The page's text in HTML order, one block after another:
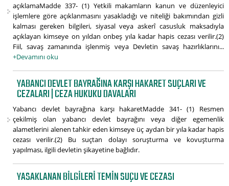
açıklamaMadde 337- (1) Yetkili makamların kanun ve düzenleyici
işlemlere göre açıklanmasını yasakladığı ve niteliği bakımından gizli
kalması gereken bilgileri, siyasal veya askerî casusluk maksadıyla
açıklayan kimseye on yıldan onbeş yıla kadar hapis cezası verilir.(2)
Fiil, savaş zamanında işlenmiş veya Devletin savaş hazırlıklarını...
+Devamını oku
YABANCI DEVLET BAYRAĞINA KARŞI HAKARET SUÇLARI VE
CEZALARI | CEZA HUKUKU DAVALARI
Yabancı devlet bayrağına karşı hakaretMadde 341- (1) Resmen
çekilmiş olan yabancı devlet bayrağını veya diğer egemenlik
alametlerini alenen tahkir eden kimseye üç aydan bir yıla kadar hapis
cezası verilir.(2) Bu suçtan dolayı soruşturma ve kovuşturma
yapılması, ilgili devletin şikayetine bağlıdır.
YASAKLANAN BILGILERI TEMIN SUÇU VE CEZASI